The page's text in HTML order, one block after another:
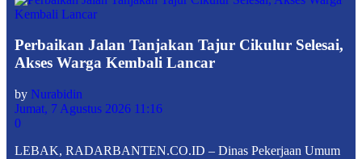
Perbaikan Jalan Tanjakan Tajur Cikulur Selesai,
Akses Warga Kembali Lancar
by Nurabidin
Jumat, 7 Agustus 2026 11:16
0
LEBAK, RADARBANTEN.CO.ID – Dinas Pekerjaan Umum